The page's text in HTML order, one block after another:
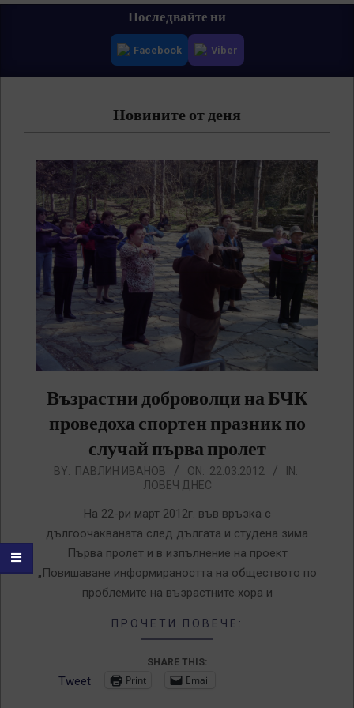
Последвайте ни
Facebook Viber
Новините от деня
Възрастни доброволци на БЧК
проведоха спортен празник по
случай първа пролет
2012-
BY: ПАВЛИН ИВАНОВ ON: 22.03.2012
IN:
ЛОВЕЧ ДНЕС
На 22-ри март 2012г. във връзка с
дългоочакваната след дългата и студена зима
Първа пролет и в изпълнение на проект
„Повишаване информираността на обществото по
проблемите на възрастните хора и
ПРОЧЕТИ ПОВЕЧЕ:
SHARE THIS:
Tweet Print Email